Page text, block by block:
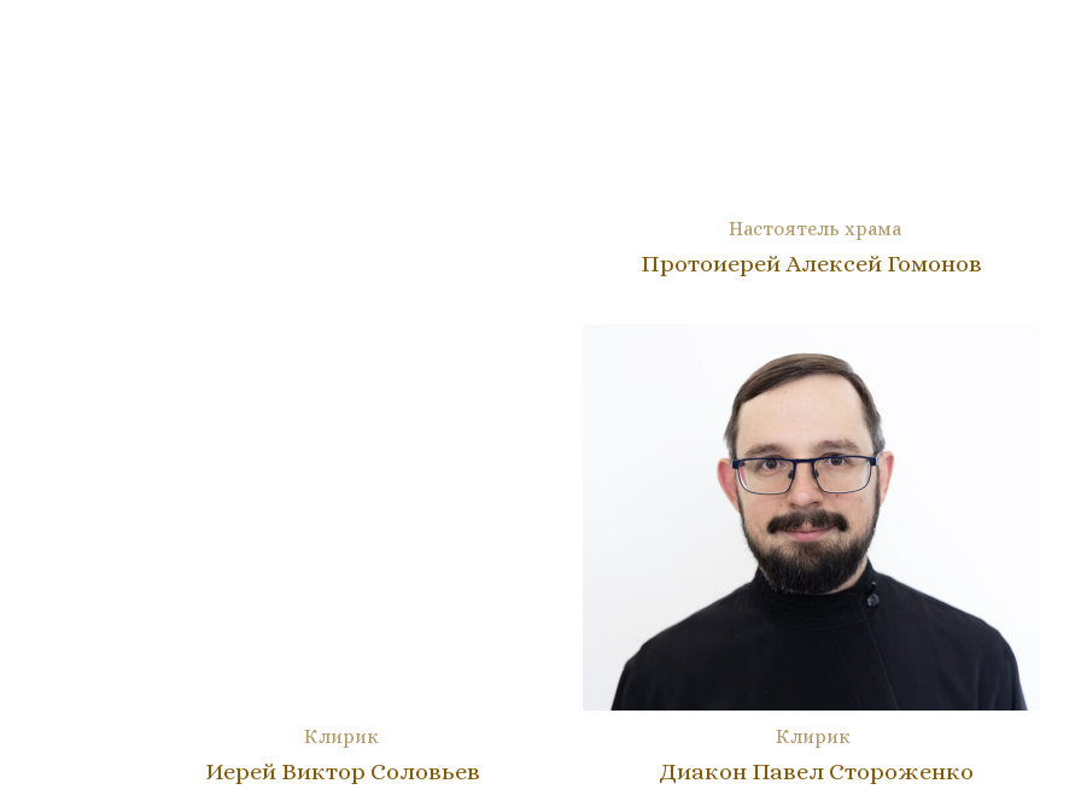
Клирик
Диакон Павел Стороженко
Клирик
Иерей Виктор Соловьев
Настоятель храма
Протоиерей Алексей Гомонов